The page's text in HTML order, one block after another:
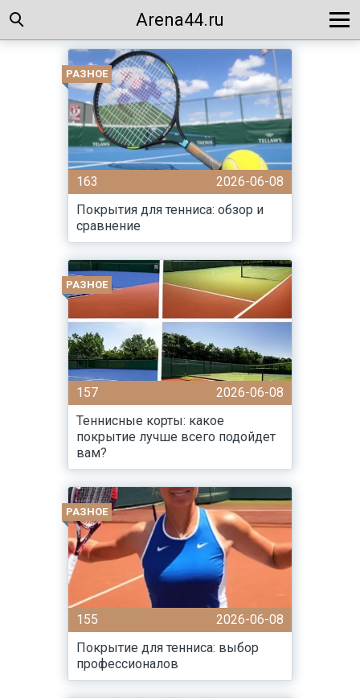
Arena44.ru
РАЗНОЕ
163
2026-06-08
Покрытия для тенниса: обзор и
сравнение
РАЗНОЕ
157
2026-06-08
Теннисные корты: какое
покрытие лучше всего подойдет
вам?
РАЗНОЕ
155
2026-06-08
Покрытие для тенниса: выбор
профессионалов